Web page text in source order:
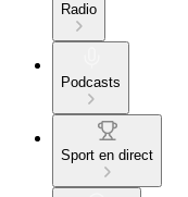
Radio
Podcasts
Sport en direct